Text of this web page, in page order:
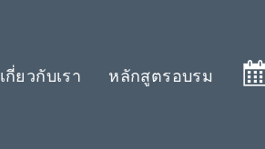
เกี่ยวกับเรา หลักสูตรอบรม